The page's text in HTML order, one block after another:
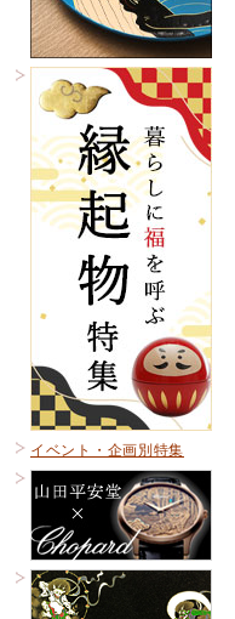
イベント・企画別特集